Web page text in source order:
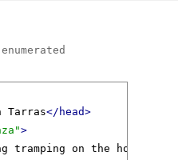
Tarras</head>
>
tramping on the hot white